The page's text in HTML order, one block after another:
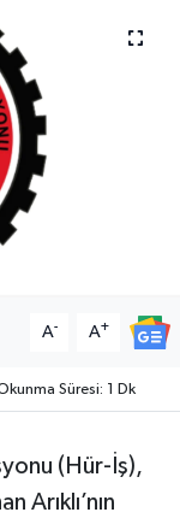
A- A+
Süresi: 1 Dk
(Hür-İş),
Arıklı’nın